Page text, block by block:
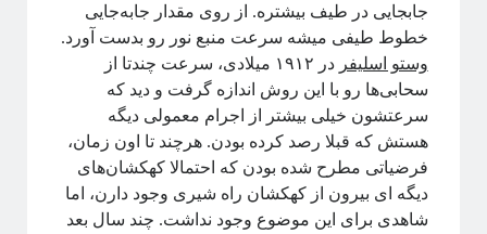
اطلاعات
ورود
خوراک ورودی‌ها
خوراک دیدگاه‌ها
وردپرس
جابجایی در طیف بیشتره. از روی مقدار جابه‌جایی
خطوط طیفی میشه سرعت منبع نور رو بدست آورد.
وستو اسلیفر
در ۱۹۱۲ میلادی، سرعت چندتا از
سحابی‌ها رو با این روش اندازه گرفت و دید که
سرعتشون خیلی بیشتر از اجرام معمولی دیگه‌
هستش که قبلا رصد کرده بودن. هرچند تا اون زمان،
فرضیاتی مطرح شده بودن که احتمالا کهکشان‌های
دیگه ای بیرون از کهکشان راه شیری وجود دارن، اما
شاهدی برای این موضوع وجود نداشت. چند سال بعد